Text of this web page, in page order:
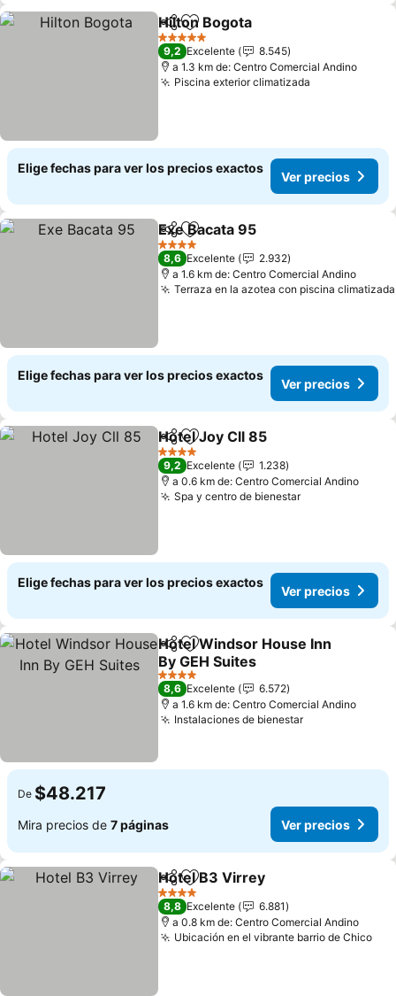
CompartirAgregar a favoritos
Hilton Bogota
5 Estrellas
9,2 Excelente
8.545
a 1.3 km de: Centro Comercial Andino
Piscina exterior climatizada
Elige fechas para ver los precios exactos
Ver precios
CompartirAgregar a favoritos
Exe Bacata 95
4 Estrellas
8,6 Excelente
2.932
a 1.6 km de: Centro Comercial Andino
Terraza en la azotea con piscina climatizada
Elige fechas para ver los precios exactos
Ver precios
CompartirAgregar a favoritos
Hotel Joy Cll 85
4 Estrellas
9,2 Excelente
1.238
a 0.6 km de: Centro Comercial Andino
Spa y centro de bienestarVer precios
Elige fechas para ver los precios exactos
Ver precios
CompartirAgregar a favoritos
Hotel Windsor House Inn
By GEH Suites
Ver precios
4 Estrellas
8,6 Excelente
6.572
a 1.6 km de: Centro Comercial Andino
Instalaciones de bienestarVer precios
De $48.217
Mira precios de 7 páginas Ver precios
CompartirAgregar a favoritos
Hotel B3 Virrey
4 Estrellas
8,8 Excelente
6.881
a 0.8 km de: Centro Comercial Andino
Ubicación en el vibrante barrio de Chico